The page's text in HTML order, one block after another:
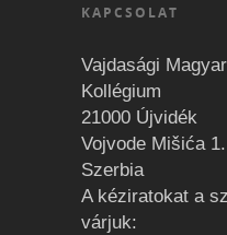
KAPCSOLAT
Vajdasági
Kollégium
21000 Újvidék
Vojvode Mišića 1.
Szerbia
A kéziratokat a
várjuk: